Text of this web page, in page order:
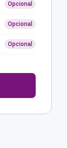
Opcional
Opcional
Opcional